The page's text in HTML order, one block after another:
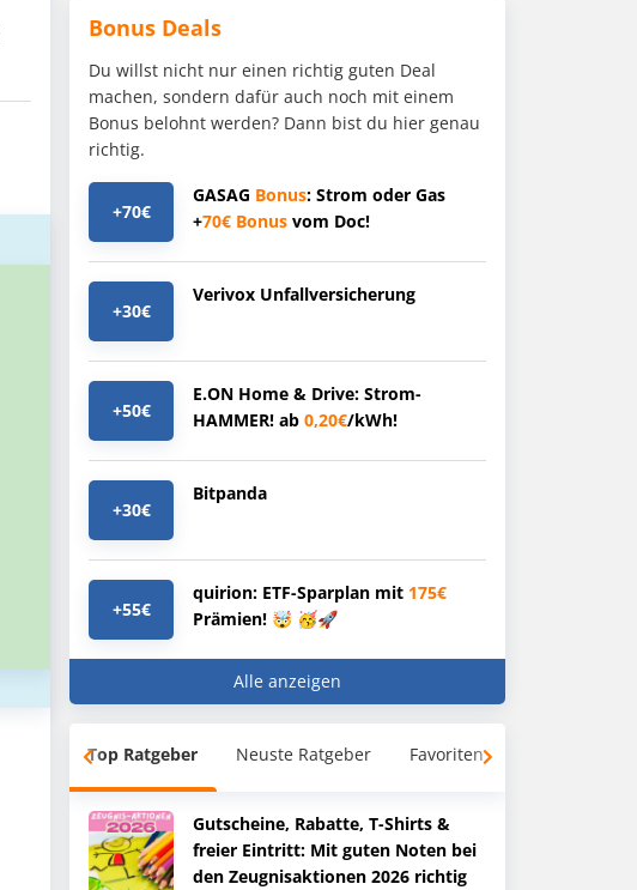
Bonus Deals
Du willst nicht nur einen richtig guten Deal
machen, sondern dafür auch noch mit einem
Bonus belohnt werden? Dann bist du hier genau
richtig.
+70€
GASAG Bonus: Strom oder Gas
+70€ Bonus vom Doc!
+30€
Verivox Unfallversicherung
+50€
E.ON Home & Drive: Strom-
HAMMER! ab 0,20€/kWh!
+30€
Bitpanda
+55€
quirion: ETF-Sparplan mit 175€
Prämien! 🤯 🥳🚀
Alle anzeigen
Top Ratgeber Neuste Ratgeber Favoriten
Gutscheine, Rabatte, T-Shirts &
freier Eintritt: Mit guten Noten bei
den Zeugnisaktionen 2026 richtig